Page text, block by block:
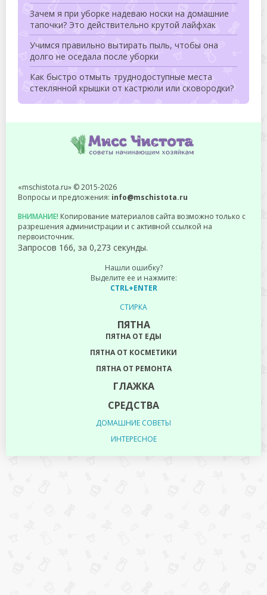
Зачем я при уборке надеваю носки на домашние
тапочки? Это действительно крутой лайфхак
Учимся правильно вытирать пыль, чтобы она
долго не оседала после уборки
Как быстро отмыть труднодоступные места
стеклянной крышки от кастрюли или сковородки?
«mschistota.ru» © 2015-2026
Вопросы и предложения: info@mschistota.ru
ВНИМАНИЕ! Копирование материалов сайта возможно только с
разрешения администрации и с активной ссылкой на
первоисточник.
Запросов 166, за 0,273 секунды.
Нашли ошибку?
Выделите ее и нажмите:
CTRL+ENTER
СТИРКА
ПЯТНА
ПЯТНА ОТ ЕДЫ
ПЯТНА ОТ КОСМЕТИКИ
ПЯТНА ОТ РЕМОНТА
ГЛАЖКА
СРЕДСТВА
ДОМАШНИЕ СОВЕТЫ
ИНТЕРЕСНОЕ